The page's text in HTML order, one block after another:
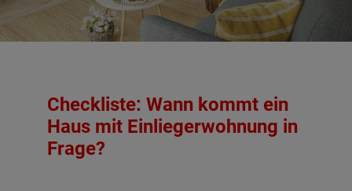
Checkliste: Wann kommt ein
Haus mit Einliegerwohnung in
Frage?